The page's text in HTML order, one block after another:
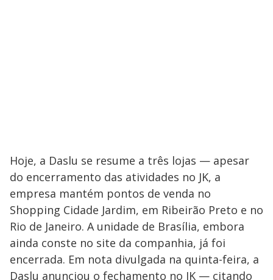
Hoje, a Daslu se resume a três lojas — apesar
do encerramento das atividades no JK, a
empresa mantém pontos de venda no
Shopping Cidade Jardim, em Ribeirão Preto e no
Rio de Janeiro. A unidade de Brasília, embora
ainda conste no site da companhia, já foi
encerrada. Em nota divulgada na quinta-feira, a
Daslu anunciou o fechamento no JK — citando